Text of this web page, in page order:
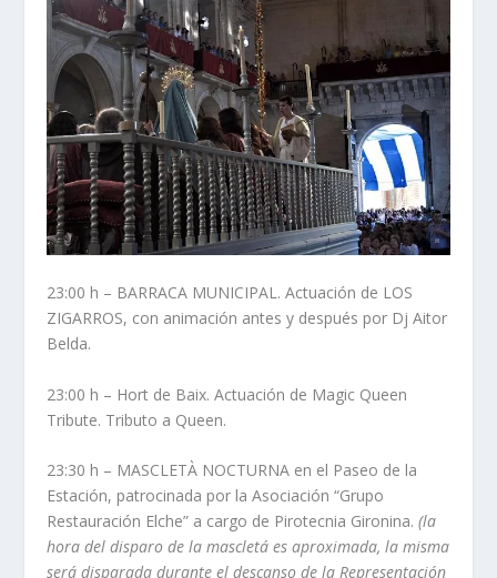
23:00 h – BARRACA MUNICIPAL. Actuación de LOS
ZIGARROS, con animación antes y después por Dj Aitor
Belda.
23:00 h – Hort de Baix. Actuación de Magic Queen
Tribute. Tributo a Queen.
23:30 h – MASCLETÀ NOCTURNA en el Paseo de la
Estación, patrocinada por la Asociación “Grupo
Restauración Elche” a cargo de Pirotecnia Gironina.(la
hora del disparo de la mascletá es aproximada, la misma
será disparada durante el descanso de la Representación